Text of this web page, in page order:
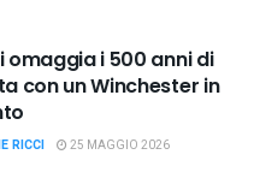
omaggia i 500 anni di
con un Winchester in
RICCI 25 MAGGIO 2026